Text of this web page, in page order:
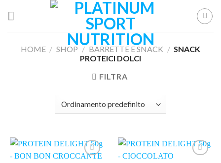
HOME / SHOP / BARRETTE E SNACK / SNACK
PROTEICI DOLCI
FILTRA